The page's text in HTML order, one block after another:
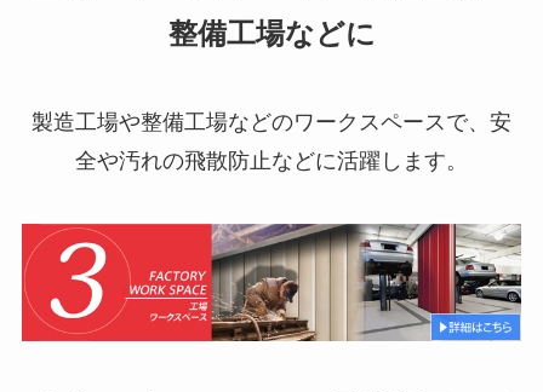
整備工場などに
製造工場や整備工場などのワークスペースで、安
全や汚れの飛散防止などに活躍します。